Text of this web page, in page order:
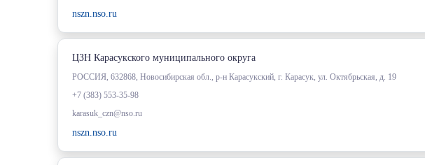
nszn.nso.ru
ЦЗН Карасукского муниципального округа
РОССИЯ, 632868, Новосибирская обл., р-н Карасукский, г. Карасук, ул. Октябрьская, д. 19
+7 (383) 553-35-98
karasuk_czn@nso.ru
nszn.nso.ru